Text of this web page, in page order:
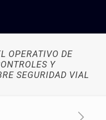
OPERATIVO DE
Y
SEGURIDAD VIAL